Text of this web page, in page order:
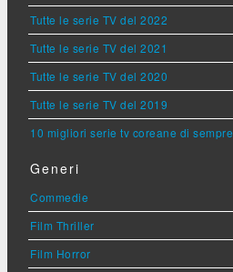
Tutte le serie TV del 2022
Tutte le serie TV del 2021
Tutte le serie TV del 2020
Tutte le serie TV del 2019
10 migliori serie tv coreane di sempre
Generi
Commedie
Film Thriller
Film Horror